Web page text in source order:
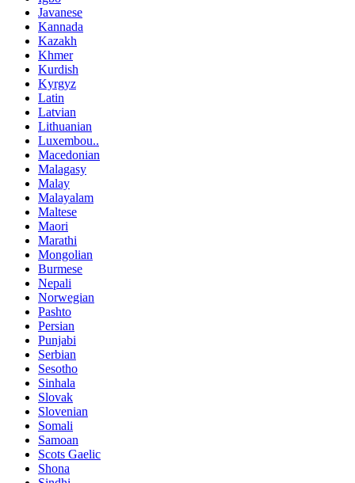
Javanese
Kannada
Kazakh
Khmer
Kurdish
Kyrgyz
Latin
Latvian
Lithuanian
Luxembou..
Macedonian
Malagasy
Malay
Malayalam
Maltese
Maori
Marathi
Mongolian
Burmese
Nepali
Norwegian
Pashto
Persian
Punjabi
Serbian
Sesotho
Sinhala
Slovak
Slovenian
Somali
Samoan
Scots Gaelic
Shona